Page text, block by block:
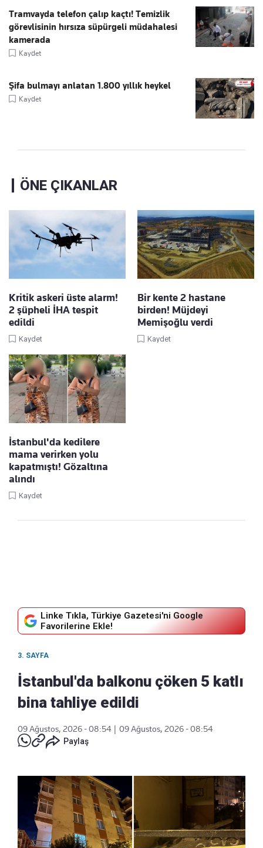
Tramvayda telefon çalıp kaçtı! Temizlik
görevlisinin hırsıza süpürgeli müdahalesi
kamerada
Kaydet
Şifa bulmayı anlatan 1.800 yıllık heykel
Kaydet
ÖNE ÇIKANLAR
Kritik askeri üste alarm!
2 şüpheli İHA tespit
edildi
Kaydet
Bir kente 2 hastane
birden! Müjdeyi
Memişoğlu verdi
Kaydet
İstanbul'da kedilere
mama verirken yolu
kapatmıştı! Gözaltına
alındı
Kaydet
Linke Tıkla, Türkiye Gazetesi'ni Google
Favorilerine Ekle!
3. SAYFA
İstanbul'da balkonu çöken 5 katlı
bina tahliye edildi
09 Ağustos, 2026 - 08:54
09 Ağustos, 2026 - 08:54
Paylaş